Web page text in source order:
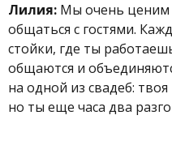
Лилия: Мы очень ценим
общаться с гостями.
стойки, где ты
общаются и
на одной из свадеб:
но ты еще часа два